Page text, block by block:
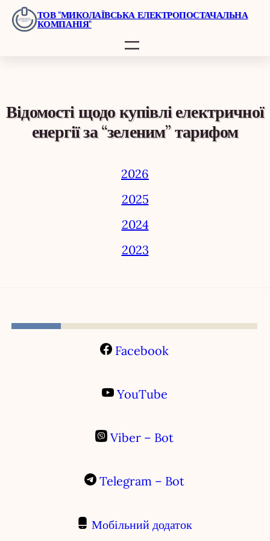
ПерейтиТОВ "МИКОЛАЇВСЬКА ЕЛЕКТРОПОСТАЧАЛЬНА
КОМПАНІЯ"
Відомості щодо купівлі електричної
енергії за “зеленим” тарифом
2026
2025
2024
2023
Facebook
YouTube
Viber – Bot
Telegram – Bot
Мобільний додаток